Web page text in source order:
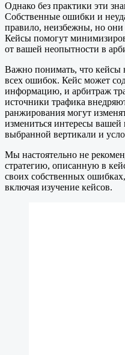
Однако без практики эти
Собственные ошибки и
правило, неизбежны, но
Кейсы помогут
от вашей неопытности в
Важно понимать, что кейсы
всех ошибок. Кейс может
информацию, и арбитраж
источники трафика
ранжирования могут
измениться интересы вашей
выбранной вертикали и
Мы настоятельно не
стратегию, описанную в
своих собственных
включая изучение кейсов.